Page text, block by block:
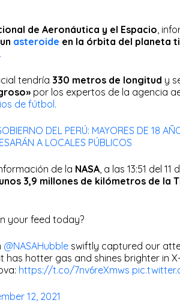
de Aeronáutica y el Espacio ,
asteroide en la órbita del planeta
tendría 330 metros de longitud y
por los expertos de la agencia
de fútbol.
DEL PERÚ: MAYORES DE 18
A LOCALES PÚBLICOS
de la NASA , a las 13:51 del
3,9 millones de kilómetros de la
your feed today?
@NASAHubble swiftly captured our
has hotter gas and shines brighter in
https://t.co/7nv6reXmws
12, 2021